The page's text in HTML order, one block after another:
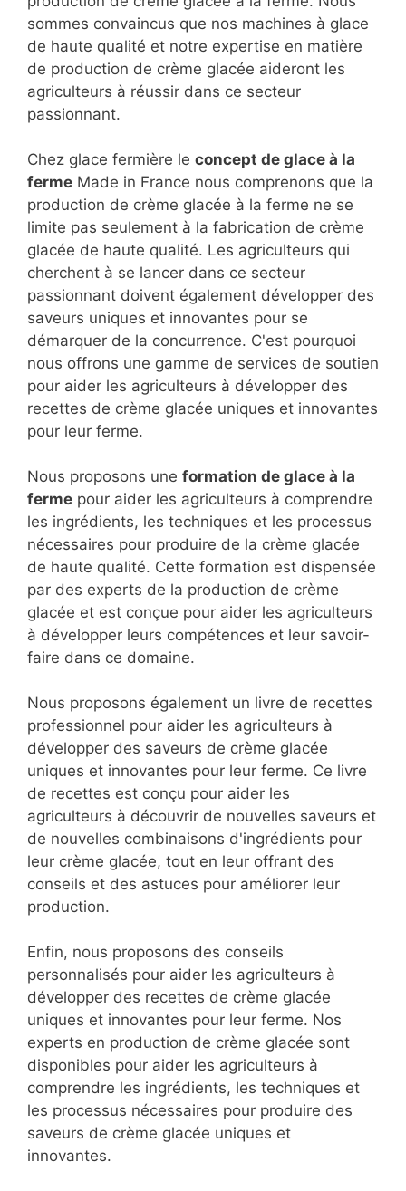
sommes convaincus que nos machines à glace
de haute qualité et notre expertise en matière
de production de crème glacée aideront les
agriculteurs à réussir dans ce secteur
passionnant.
Chez glace fermière le concept de glace à la
ferme Made in France nous comprenons que la
production de crème glacée à la ferme ne se
limite pas seulement à la fabrication de crème
glacée de haute qualité. Les agriculteurs qui
cherchent à se lancer dans ce secteur
passionnant doivent également développer des
saveurs uniques et innovantes pour se
démarquer de la concurrence. C'est pourquoi
nous offrons une gamme de services de soutien
pour aider les agriculteurs à développer des
recettes de crème glacée uniques et innovantes
pour leur ferme.
Nous proposons une formation de glace à la
ferme pour aider les agriculteurs à comprendre
les ingrédients, les techniques et les processus
nécessaires pour produire de la crème glacée
de haute qualité. Cette formation est dispensée
par des experts de la production de crème
glacée et est conçue pour aider les agriculteurs
à développer leurs compétences et leur savoir-
faire dans ce domaine.
Nous proposons également un livre de recettes
professionnel pour aider les agriculteurs à
développer des saveurs de crème glacée
uniques et innovantes pour leur ferme. Ce livre
de recettes est conçu pour aider les
agriculteurs à découvrir de nouvelles saveurs et
de nouvelles combinaisons d'ingrédients pour
leur crème glacée, tout en leur offrant des
conseils et des astuces pour améliorer leur
production.
Enfin, nous proposons des conseils
personnalisés pour aider les agriculteurs à
développer des recettes de crème glacée
uniques et innovantes pour leur ferme. Nos
experts en production de crème glacée sont
disponibles pour aider les agriculteurs à
comprendre les ingrédients, les techniques et
les processus nécessaires pour produire des
saveurs de crème glacée uniques et
innovantes.